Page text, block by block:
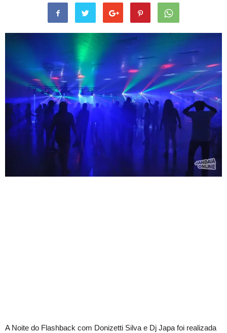
A Noite do Flashback com Donizetti Silva e Dj Japa foi realizada